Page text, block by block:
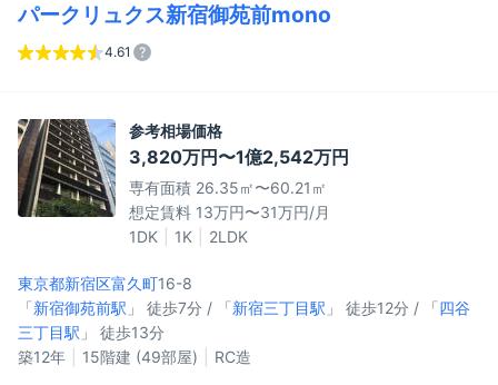
パークリュクス新宿御苑前mono
4.61
参考相場価格
3,820万円〜1億2,542万円
専有面積 26.35㎡〜60.21㎡
想定賃料 13万円〜31万円/月
1DK
1K 2LDK
東京都新宿区富久町16-8
「新宿御苑前駅 」 徒歩7分 / 「新宿三丁目駅 」 徒歩12分 / 「四谷
三丁目駅 」 徒歩13分
築12年
15階建 (49部屋) RC造